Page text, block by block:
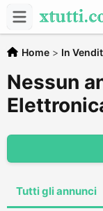
Home > In
Nessun
Tutti gli annunci